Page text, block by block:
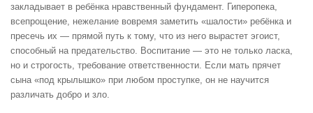
закладывает в ребёнка нравственный фундамент. Гиперопека,
всепрощение, нежелание вовремя заметить «шалости» ребёнка и
пресечь их — прямой путь к тому, что из него вырастет эгоист,
способный на предательство. Воспитание — это не только ласка,
но и строгость, требование ответственности. Если мать прячет
сына «под крылышко» при любом проступке, он не научится
различать добро и зло.